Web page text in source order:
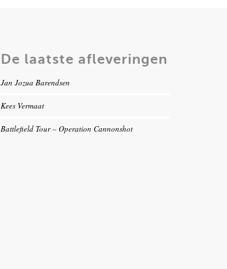
De laatste afleveringen
Jan Jozua Barendsen
Kees Vermaat
Battlefield Tour – Operation Cannonshot